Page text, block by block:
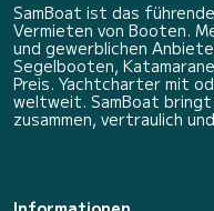
SamBoat ist das
Vermieten von Booten.
und gewerblichen
Segelbooten,
Preis. Yachtcharter mit
weltweit. SamBoat
zusammen, vertraulich